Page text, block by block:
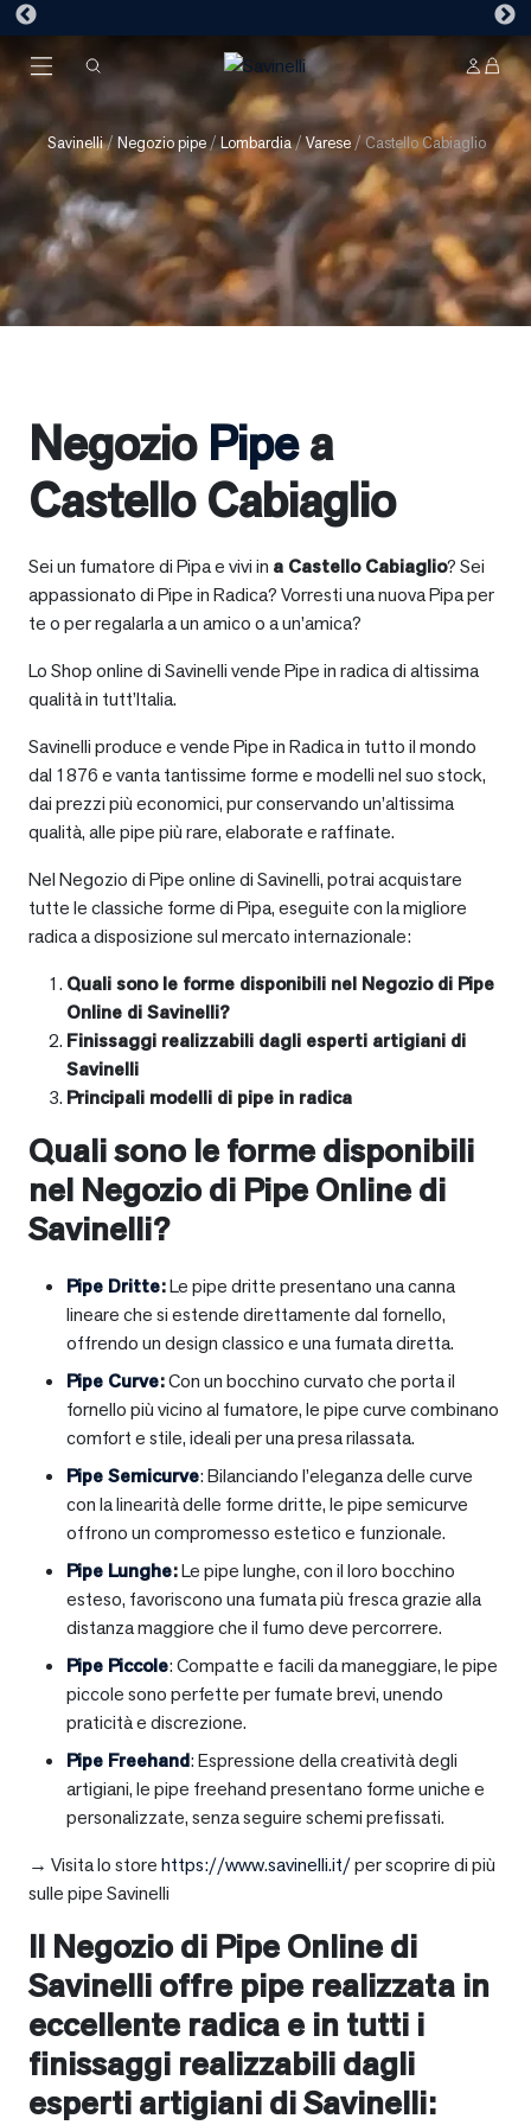
Savinelli/ Negozio pipe/Lombardia/Varese /Castello Cabiaglio
Negozio Pipea
Castello Cabiaglio
Sei un fumatore di Pipa e vivi in a Castello Cabiaglio? Sei
appassionato di Pipe in Radica? Vorresti una nuova Pipa per
te o per regalarla a un amico o a un’amica?
Lo Shop online di Savinelli vende Pipe in radica di altissima
qualità in tutt’Italia.
Savinelli produce e vende Pipe in Radica in tutto il mondo
dal 1876 e vanta tantissime forme e modelli nel suo stock,
dai prezzi più economici, pur conservando un’altissima
qualità, alle pipe più rare, elaborate e raffinate.
Nel Negozio di Pipe online di Savinelli, potrai acquistare
tutte le classiche forme di Pipa, eseguite con la migliore
radica a disposizione sul mercato internazionale:
Quali sono le forme disponibili nel Negozio di Pipe
Online di Savinelli?
Finissaggi realizzabili dagli esperti artigiani di
Savinelli
Principali modelli di pipe in radica
Quali sono le forme disponibili
nel Negozio di Pipe Online di
Savinelli?
Pipe Dritte:Le pipe dritte presentano una canna
lineare che si estende direttamente dal fornello,
offrendo un design classico e una fumata diretta.
Pipe Curve:Con un bocchino curvato che porta il
fornello più vicino al fumatore, le pipe curve combinano
comfort e stile, ideali per una presa rilassata.
Pipe Semicurve: Bilanciando l’eleganza delle curve
con la linearità delle forme dritte, le pipe semicurve
offrono un compromesso estetico e funzionale.
Pipe Lunghe:Le pipe lunghe, con il loro bocchino
esteso, favoriscono una fumata più fresca grazie alla
distanza maggiore che il fumo deve percorrere.
Pipe Piccole: Compatte e facili da maneggiare, le pipe
piccole sono perfette per fumate brevi, unendo
praticità e discrezione.
Pipe Freehand: Espressione della creatività degli
artigiani, le pipe freehand presentano forme uniche e
personalizzate, senza seguire schemi prefissati.
→ Visita lo storehttps://www.savinelli.it/per scoprire di più
sulle pipe Savinelli
Il Negozio di Pipe Online di
Savinelli offre pipe realizzata in
eccellente radica e in tutti i
finissaggi realizzabili dagli
esperti artigiani di Savinelli: